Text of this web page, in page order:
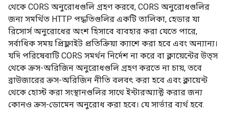
থেকে CORS অনুরোধগুলি গ্রহণ করবে, CORS অনুরোধগুলির
জন্য সমর্থিত HTTP পদ্ধতিগুলির একটি তালিকা, হেডার যা
রিসোর্স অনুরোধের অংশ হিসাবে ব্যবহার করা যেতে পারে,
সর্বাধিক সময় প্রিফ্লাইট প্রতিক্রিয়া ক্যাশে করা হবে এবং অন্যান্য।
যদি পরিষেবাটি CORS সমর্থন নির্দেশ না করে বা ক্লায়েন্টের উত্স
থেকে ক্রস-অরিজিন অনুরোধগুলি গ্রহণ করতে না চায়, তবে
ব্রাউজারের ক্রস-অরিজিন নীতি বলবৎ করা হবে এবং ক্লায়েন্ট
থেকে হোস্ট করা সংস্থানগুলির সাথে ইন্টারঅ্যাক্ট করার জন্য
কোনও ক্রস-ডোমেন অনুরোধ করা হবে। যে সার্ভার ব্যর্থ হবে.